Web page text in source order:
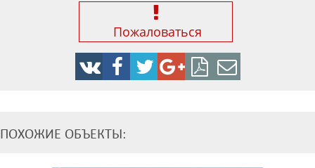
Пожаловаться
ПОХОЖИЕ ОБЪЕКТЫ: